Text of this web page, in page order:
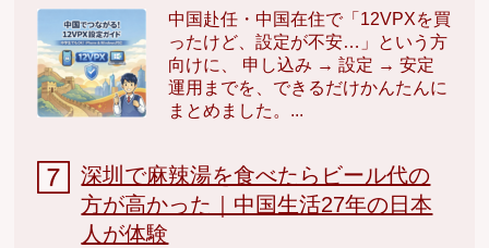
中国赴任・中国在住で「12VPXを買
ったけど、設定が不安…」という方
向けに、 申し込み → 設定 → 安定
運用までを、できるだけかんたんに
まとめました。...
深圳で麻辣湯を食べたらビール代の
方が高かった｜中国生活27年の日本
人が体験